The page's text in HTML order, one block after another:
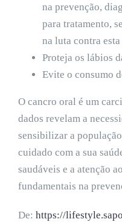
na prevenção,
para tratamento,
na luta contra
Proteja os lábios
Evite o consumo
O cancro oral é um
dados revelam a
sensibilizar a
cuidado com a sua
saudáveis e a atenção
fundamentais na
De: https://